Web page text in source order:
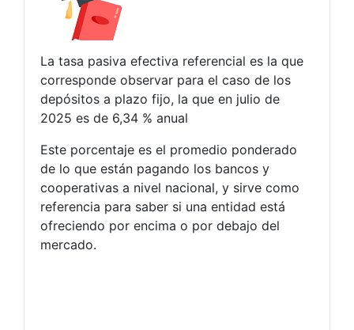
La tasa pasiva efectiva referencial es la que
corresponde observar para el caso de los
depósitos a plazo fijo, la que en julio de
2025 es de 6,34 % anual
Este porcentaje es el promedio ponderado
de lo que están pagando los bancos y
cooperativas a nivel nacional, y sirve como
referencia para saber si una entidad está
ofreciendo por encima o por debajo del
mercado.